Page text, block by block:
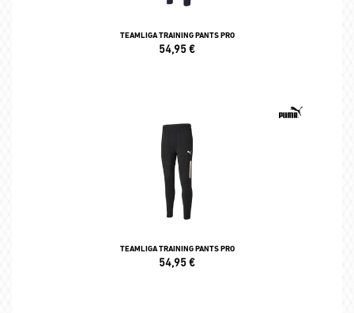
TEAMLIGA TRAINING PANTS PRO
54,95€
TEAMLIGA TRAINING PANTS PRO
54,95€